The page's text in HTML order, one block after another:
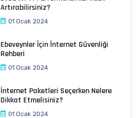
Artırabilirsiniz?
01 Ocak 2024
Ebeveynler İçin İnternet Güvenliği
Rehberi
01 Ocak 2024
İnternet Paketleri Seçerken Nelere
Dikkat Etmelisiniz?
01 Ocak 2024